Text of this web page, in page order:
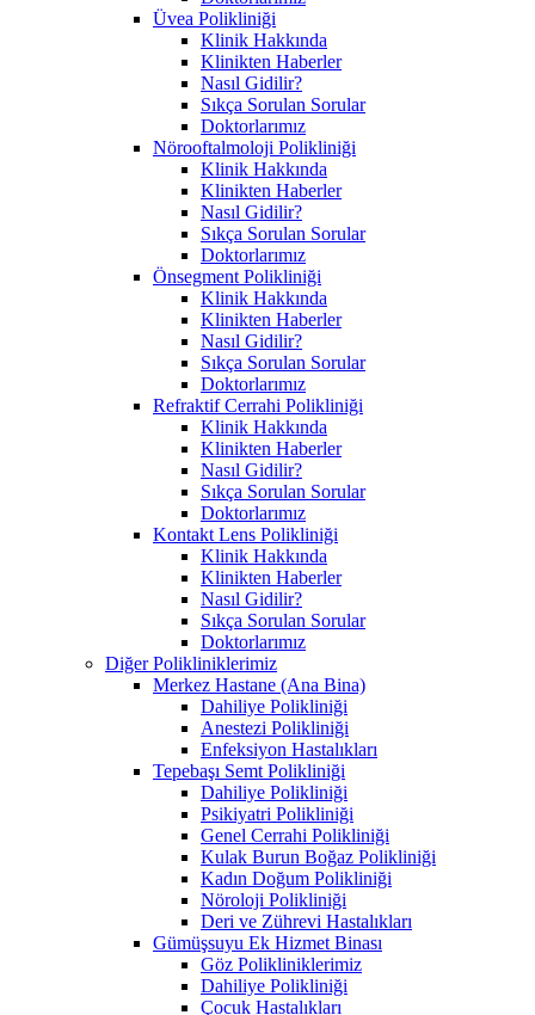
Üvea Polikliniği
Klinik Hakkında
Klinikten Haberler
Nasıl Gidilir?
Sıkça Sorulan Sorular
Doktorlarımız
Nörooftalmoloji Polikliniği
Klinik Hakkında
Klinikten Haberler
Nasıl Gidilir?
Sıkça Sorulan Sorular
Doktorlarımız
Önsegment Polikliniği
Klinik Hakkında
Klinikten Haberler
Nasıl Gidilir?
Sıkça Sorulan Sorular
Doktorlarımız
Refraktif Cerrahi Polikliniği
Klinik Hakkında
Klinikten Haberler
Nasıl Gidilir?
Sıkça Sorulan Sorular
Doktorlarımız
Kontakt Lens Polikliniği
Klinik Hakkında
Klinikten Haberler
Nasıl Gidilir?
Sıkça Sorulan Sorular
Doktorlarımız
Diğer Polikliniklerimiz
Merkez Hastane (Ana Bina)
Dahiliye Polikliniği
Anestezi Polikliniği
Enfeksiyon Hastalıkları
Tepebaşı Semt Polikliniği
Dahiliye Polikliniği
Psikiyatri Polikliniği
Genel Cerrahi Polikliniği
Kulak Burun Boğaz Polikliniği
Kadın Doğum Polikliniği
Nöroloji Polikliniği
Deri ve Zührevi Hastalıkları
Gümüşsuyu Ek Hizmet Binası
Göz Polikliniklerimiz
Dahiliye Polikliniği
Çocuk Hastalıkları